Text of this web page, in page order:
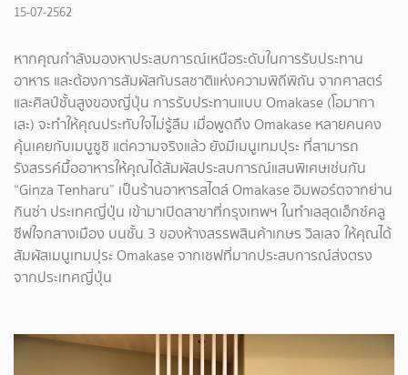
15-07-2562
หากคุณกำลังมองหาประสบการณ์เหนือระดับในการรับประทาน
อาหาร และต้องการสัมผัสกับรสชาติแห่งความพิถีพิถัน จากศาสตร์
และศิลป์ชั้นสูงของญี่ปุ่น การรับประทานแบบ Omakase (โอมากา
เสะ) จะทำให้คุณประทับใจไม่รู้ลืม เมื่อพูดถึง Omakase หลายคนคง
คุ้นเคยกับเมนูซูชิ แต่ความจริงแล้ว ยังมีเมนูเทมปุระ ที่สามารถ
รังสรรค์มื้ออาหารให้คุณได้สัมผัสประสบการณ์แสนพิเศษเช่นกัน
“Ginza Tenharu” เป็นร้านอาหารสไตล์ Omakase อิมพอร์ตจากย่าน
กินซ่า ประเทศญี่ปุ่น เข้ามาเปิดสาขาที่กรุงเทพฯ ในทำเลสุดเอ็กซ์คลู
ซีฟใจกลางเมือง บนชั้น 3 ของห้างสรรพสินค้าเกษร วิลเลจ ให้คุณได้
สัมผัสเมนูเทมปุระ Omakase จากเชฟที่มากประสบการณ์ส่งตรง
จากประเทศญี่ปุ่น